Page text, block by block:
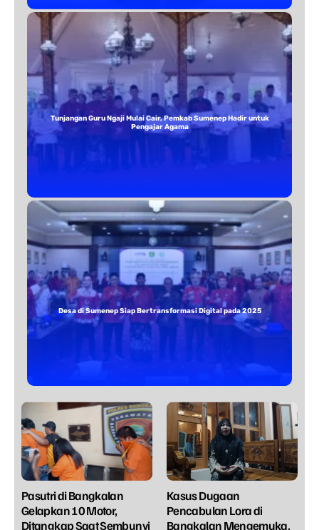
Pasutri di Bangkalan
Gelapkan 10 Motor,
Ditangkap Saat Sembunyi
Kasus Dugaan
Pencabulan Lora di
Bangkalan Mengemuka,
Tunjangan Guru Ngaji Mulai Cair, Pemkab Sumenep Hadir untuk
Pengajar Agama
Desa di Sumenep Siap Bertransformasi Digital pada 2025